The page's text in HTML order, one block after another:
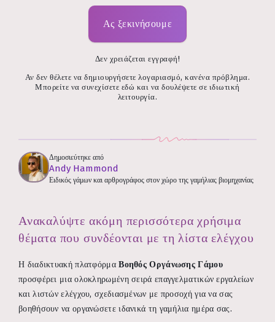
Ας ξεκινήσουμε
Δεν χρειάζεται εγγραφή!
Αν δεν θέλετε να δημιουργήσετε λογαριασμό, κανένα πρόβλημα.
Μπορείτε να συνεχίσετε εδώ και να δουλέψετε σε ιδιωτική
λειτουργία.
Δημοσιεύτηκε από
Andy Hammond
Ειδικός γάμων και αρθρογράφος στον χώρο της γαμήλιας βιομηχανίας
Ανακαλύψτε ακόμη περισσότερα χρήσιμα
θέματα που συνδέονται με τη λίστα ελέγχου
Η διαδικτυακή πλατφόρμαΒοηθός Οργάνωσης Γάμου
προσφέρει μια ολοκληρωμένη σειρά επαγγελματικών εργαλείων
και λιστών ελέγχου, σχεδιασμένων με προσοχή για να σας
βοηθήσουν να οργανώσετε ιδανικά τη γαμήλια ημέρα σας.